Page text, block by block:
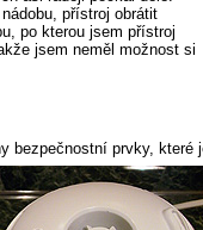
přístroj obrátit
po kterou jsem přístroj
jsem neměl možnost si
bezpečnostní prvky, které